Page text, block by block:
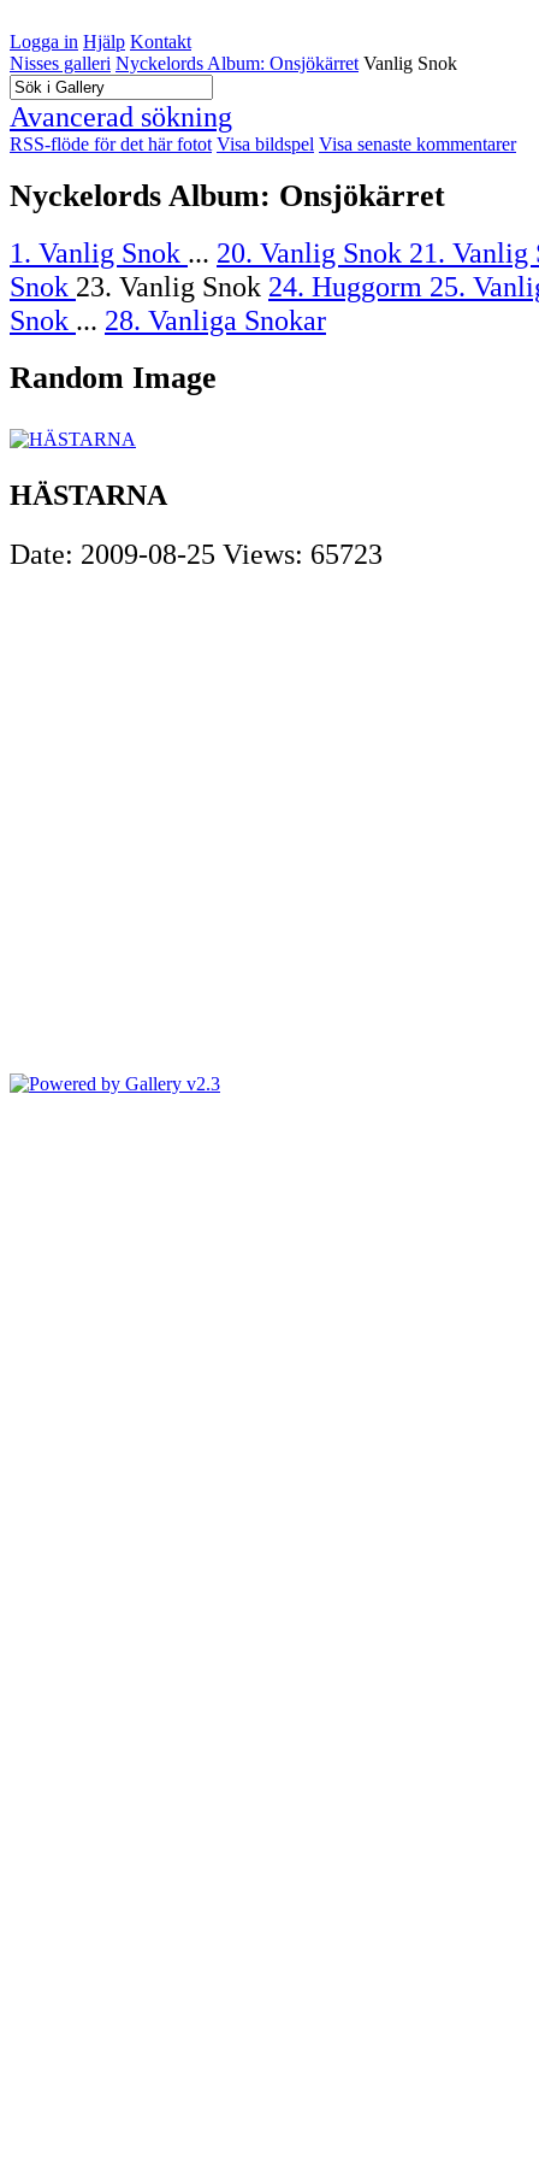
Logga in Hjälp Kontakt
Nisses galleri Nyckelords Album: Onsjökärret Vanlig Snok
Avancerad sökning
RSS-flöde för det här fotot Visa bildspel Visa senaste kommentarer
Nyckelords Album: Onsjökärret
1. Vanlig Snok ... 20. Vanlig Snok 21. Vanlig
Snok 23. Vanlig Snok 24. Huggorm 25.
Snok ... 28. Vanliga Snokar
Random Image
HÄSTARNA
Date: 2009-08-25 Views: 65723